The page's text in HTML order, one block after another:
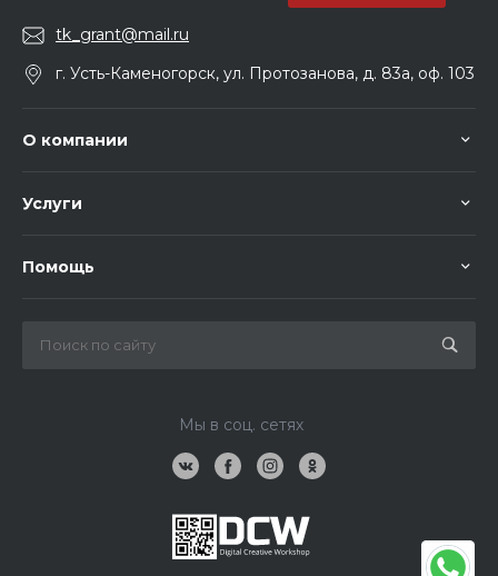
tk_grant@mail.ru
г. Усть-Каменогорск, ул. Протозанова, д. 83а, оф. 103
О компании
Услуги
Помощь
Мы в соц. сетях